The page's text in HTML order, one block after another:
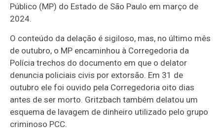
Público (MP) do Estado de São Paulo em março de
2024.
O conteúdo da delação é sigiloso, mas, no último mês
de outubro, o MP encaminhou à Corregedoria da
Polícia trechos do documento em que o delator
denuncia policiais civis por extorsão. Em 31 de
outubro ele foi ouvido pela Corregedoria oito dias
antes de ser morto. Gritzbach também delatou um
esquema de lavagem de dinheiro utilizado pelo grupo
criminoso PCC.